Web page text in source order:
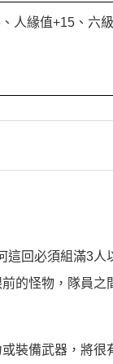
人緣值+15、六
這回必須組滿3人
的怪物，隊員之
裝備武器，將很